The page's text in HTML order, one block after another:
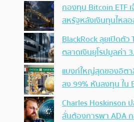
กองทุน Bitcoin ETF
สหรัฐหลังเงินทุนไหล
BlackRock ลุยเปิดตั
ตลาดเงินยุโรปมูลค่า
แบงก์ใหญ่สุดของอิตา
ลง 99% หันลงทุน ใน
Charles Hoskinson
ลั่นต้องการพา ADA